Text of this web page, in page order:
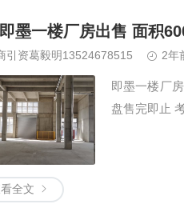
墨一楼厂房出售 面积
引资葛毅明13524678515 2年
即墨一楼厂
盘售完即止
全文